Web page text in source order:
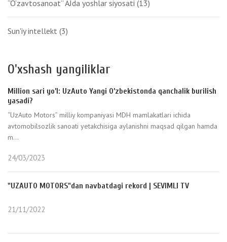
“O‘zavtosanoat” AJda yoshlar siyosati (13)
Sun'iy intellekt (3)
O'xshash yangiliklar
Million sari yo’l: UzAuto Yangi O’zbekistonda qanchalik burilish
yasadi?
“UzAuto Motors” milliy kompaniyasi MDH mamlakatlari ichida
avtomobilsozlik sanoati yetakchisiga aylanishni maqsad qilgan hamda
m...
24/03/2023
"UZAUTO MOTORS"dan navbatdagi rekord | SEVIMLI TV
21/11/2022